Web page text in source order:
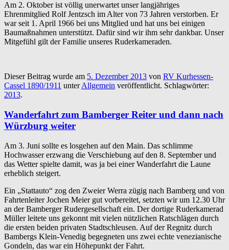
Am 2. Oktober ist völlig unerwartet unser langjähriges
Ehrenmitglied Rolf Jentzsch im Alter von 73 Jahren verstorben. Er
war seit 1. April 1966 bei uns Mitglied und hat uns bei einigen
Baumaßnahmen unterstützt. Dafür sind wir ihm sehr dankbar. Unser
Mitgefühl gilt der Familie unseres Ruderkameraden.
Dieser Beitrag wurde am 5. Dezember 2013 von RV Kurhessen-
Cassel 1890/1911 unterAllgemein veröffentlicht. Schlagwörter:
2013.
Wanderfahrt zum Bamberger Reiter und dann nach
Würzburg weiter
Am 3. Juni sollte es losgehen auf den Main. Das schlimme
Hochwasser erzwang die Verschiebung auf den 8. September und
das Wetter spielte damit, was ja bei einer Wanderfahrt die Laune
erheblich steigert.
Ein „Stattauto“ zog den Zweier Werra zügig nach Bamberg und von
Fahrtenleiter Jochen Meier gut vorbereitet, setzten wir um 12.30 Uhr
an der Bamberger Rudergesellschaft ein. Der dortige Ruderkamerad
Müller leitete uns gekonnt mit vielen nützlichen Ratschlägen durch
die ersten beiden privaten Stadtschleusen. Auf der Regnitz durch
Bambergs Klein-Venedig begegneten uns zwei echte venezianische
Gondeln, das war ein Höhepunkt der Fahrt.